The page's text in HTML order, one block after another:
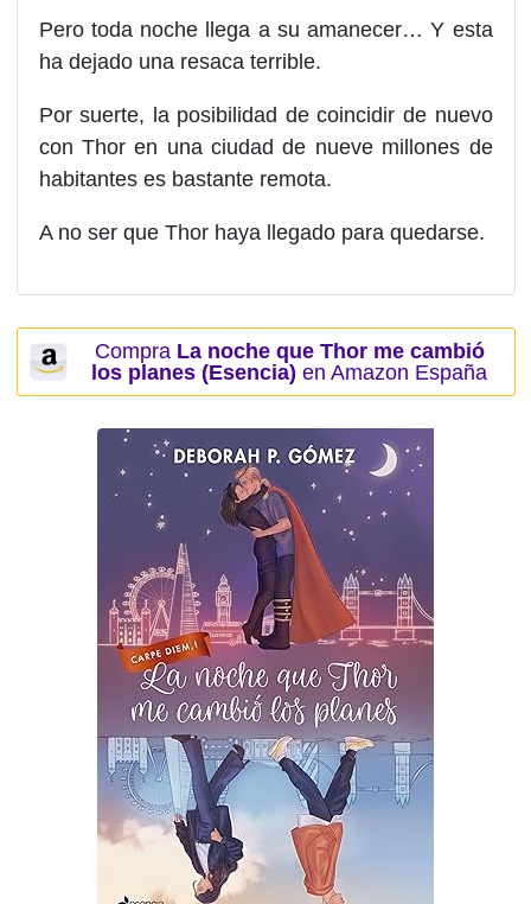
Pero toda noche llega a su amanecer… Y esta
ha dejado una resaca terrible.
Por suerte, la posibilidad de coincidir de nuevo
con Thor en una ciudad de nueve millones de
habitantes es bastante remota.
A no ser que Thor haya llegado para quedarse.
Compra La noche que Thor me cambió
los planes (Esencia) en Amazon España